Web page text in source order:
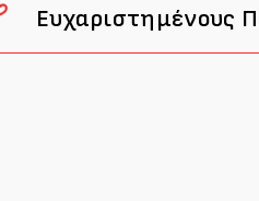
Ευχαριστημένους